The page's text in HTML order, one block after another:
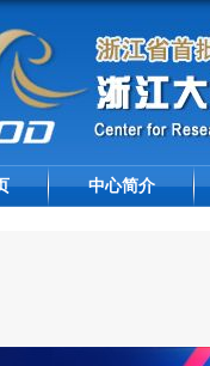
中心简介